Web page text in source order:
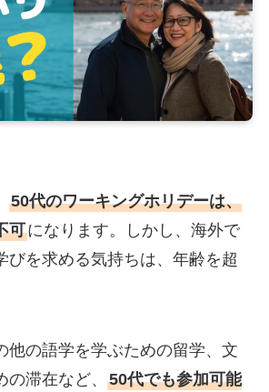
50代のワーキングホリデーは、
可になります。しかし、海外で
びを求める気持ちは、年齢を超
他の語学を学ぶための留学、文
滞在など、 50代でも参加可能